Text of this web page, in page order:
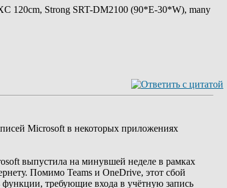
120cm, Strong SRT-DM2100 (90*E-30*W), many
Microsoft в некоторых приложениях
выпустила на минувшей неделе в рамках
Помимо Teams и OneDrive, этот сбой
функции, требующие входа в учётную запись